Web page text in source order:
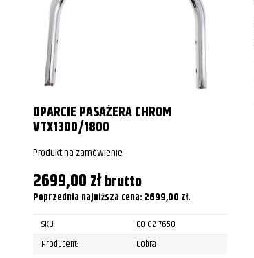
Honda
Honda
OPARCIE PASAŻERA CHROM
VTX1300/1800
Produkt na zamówienie
2699,00złbrutto
Poprzednia najniższa cena: 2699,00 zł.
SKU:
CO-02-7650
Producent:
Cobra